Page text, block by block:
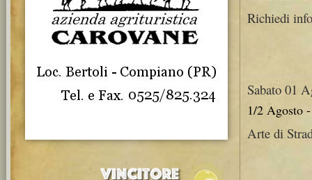
Richiedi
Sabato 01
1/2 Agosto
Arte di